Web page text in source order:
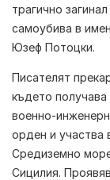
трагично
самоубива в
Юзеф Потоцки.
Писателят
където
военно-
орден и участва
Средиземно
Сицилия.